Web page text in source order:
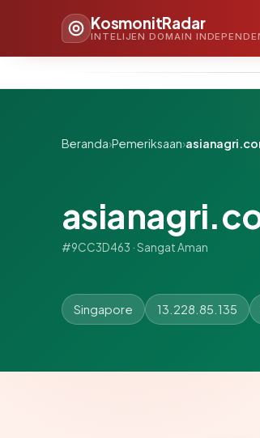
KosmonitRadar
INTELIJEN DOMAIN
Beranda›Pemeriksaan›
#9CC3D463 · Sangat Aman
Singapore 13.228.85.135